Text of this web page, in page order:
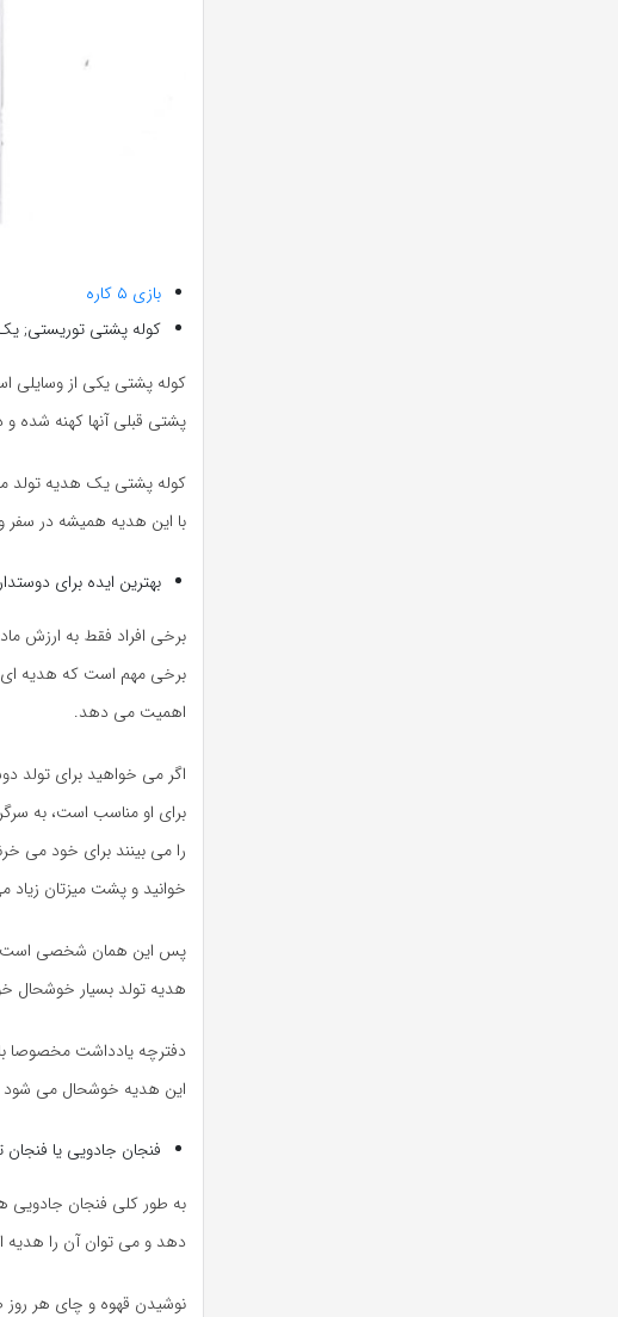
بازی ۵ کاره
کوله پشتی توریستی;
کوله پشتی یکی از وسایلی
پشتی قبلی آنها کهنه شده
کوله پشتی یک هدیه تولد
با این هدیه همیشه در سفر
بهترین ایده برای
برخی افراد فقط به ارزش
برخی مهم است که هدیه ای
اهمیت می دهد.
اگر می خواهید برای تولد
برای او مناسب است، به
را می بینند برای خود می
خوانید و پشت میزتان زیاد
پس این همان شخصی است
هدیه تولد بسیار خوشحال
دفترچه یادداشت مخصوصا
این هدیه خوشحال می شود و
فنجان جادویی یا فنجان
به طور کلی فنجان جادویی
دهد و می توان آن را هدیه
نوشیدن قهوه و چای هر